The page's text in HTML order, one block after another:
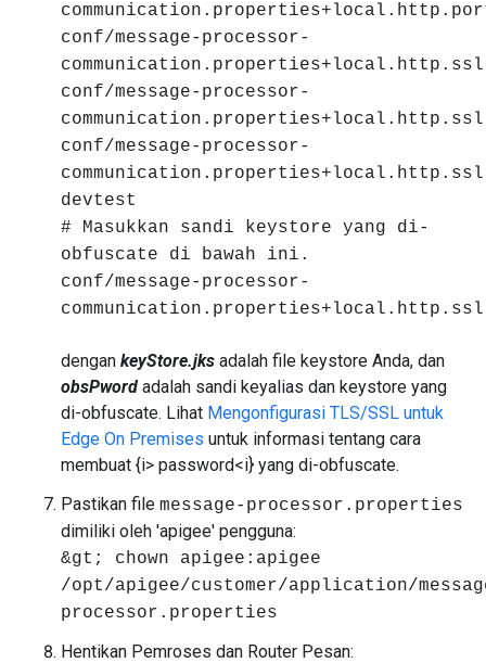
conf/message-processor-
conf/message-processor-
conf/message-processor-
devtest
# Masukkan sandi keystore yang di-
obfuscate di bawah ini.
conf/message-processor-
dengan keyStore.jks adalah file keystore Anda, dan
obsPword adalah sandi keyalias dan keystore yang
di-obfuscate. Lihat Mengonfigurasi TLS/SSL untuk
Edge On Premises untuk informasi tentang cara
membuat {i> password<i} yang di-obfuscate.
Pastikan file message-processor.properties
dimiliki oleh 'apigee' pengguna:
&gt; chown apigee:apigee
/opt/apigee/customer/application/
processor.properties
Hentikan Pemroses dan Router Pesan: